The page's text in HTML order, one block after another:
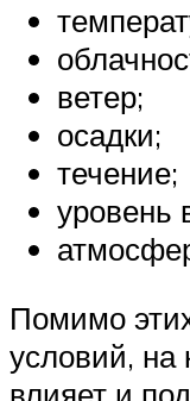
ветер;
осадки;
течение;
уровень
Помимо
условий, на